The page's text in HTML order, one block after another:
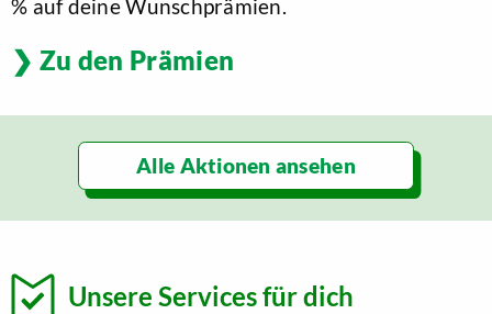
% auf deine Wunschprämien.
Zu den Prämien
Alle Aktionen ansehen
Unsere Services für dich